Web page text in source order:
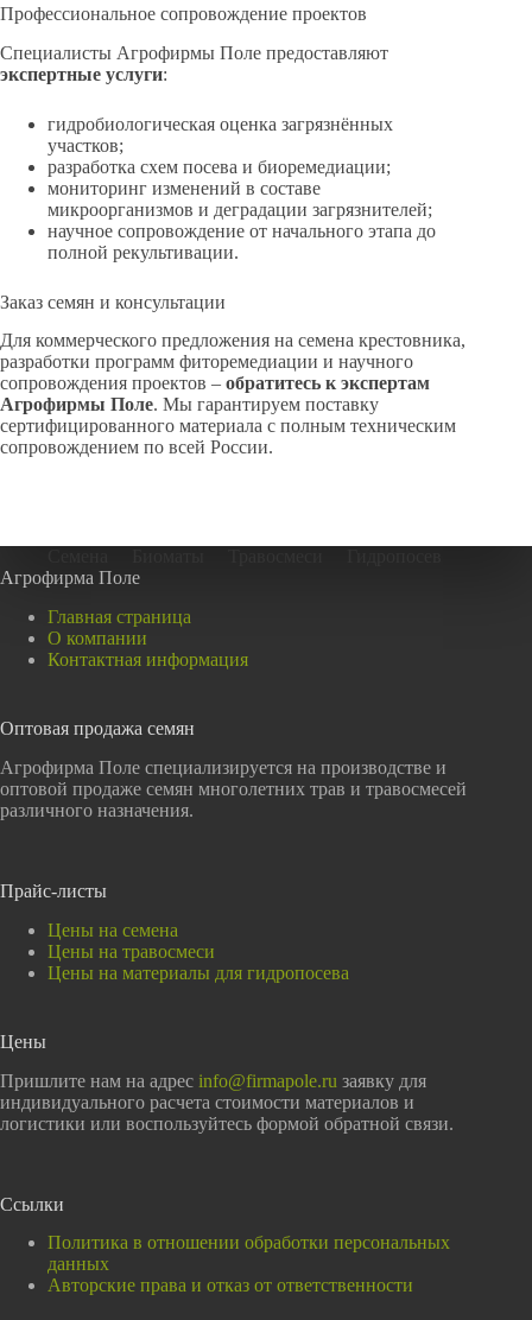
Профессиональное сопровождение проектов
Специалисты Агрофирмы Поле предоставляют
экспертные услуги:
гидробиологическая оценка загрязнённых
участков;
разработка схем посева и биоремедиации;
мониторинг изменений в составе
микроорганизмов и деградации загрязнителей;
научное сопровождение от начального этапа до
полной рекультивации.
Заказ семян и консультации
Для коммерческого предложения на семена крестовника,
разработки программ фиторемедиации и научного
сопровождения проектов – обратитесь к экспертам
Агрофирмы Поле. Мы гарантируем поставку
сертифицированного материала с полным техническим
сопровождением по всей России.
Агрофирма Поле
Главная страница
О компании
Контактная информация
Оптовая продажа семян
Агрофирма Поле специализируется на производстве и
оптовой продаже семян многолетних трав и травосмесей
различного назначения.
Прайс-листы
Цены на семена
Цены на травосмеси
Цены на материалы для гидропосева
Цены
Пришлите нам на адрес info@firmapole.ru заявку для
индивидуального расчета стоимости материалов и
логистики или воспользуйтесь формой обратной связи.
Ссылки
Политика в отношении обработки персональных
данных
Авторские права и отказ от ответственности